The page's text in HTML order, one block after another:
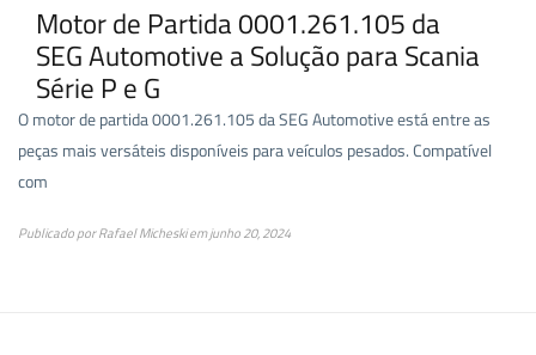
Motor de Partida 0001.261.105 da
SEG Automotive a Solução para Scania
Série P e G
O motor de partida 0001.261.105 da SEG Automotive está entre as
peças mais versáteis disponíveis para veículos pesados. Compatível
com
Publicado porRafael Micheskiemjunho 20, 2024